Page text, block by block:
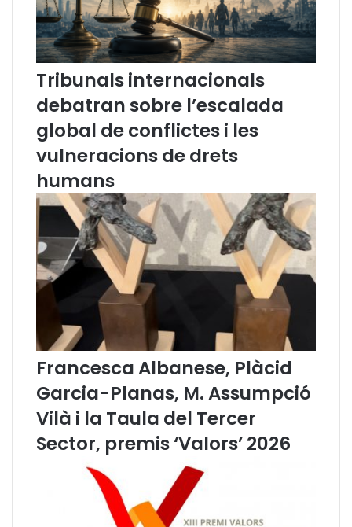
a
I
n
t
e
n
a
i
o
n
a
d
e
l
e
e
s
’
e
s
c
r
s
u
i
c
i
a
l
s
Tribunals internacionals
debatran sobre l’escalada
global de conflictes i les
vulneracions de drets
humans
Francesca Albanese, Plàcid
Garcia-Planas, M. Assumpció
Vilà i la Taula del Tercer
Sector, premis ‘Valors’ 2026